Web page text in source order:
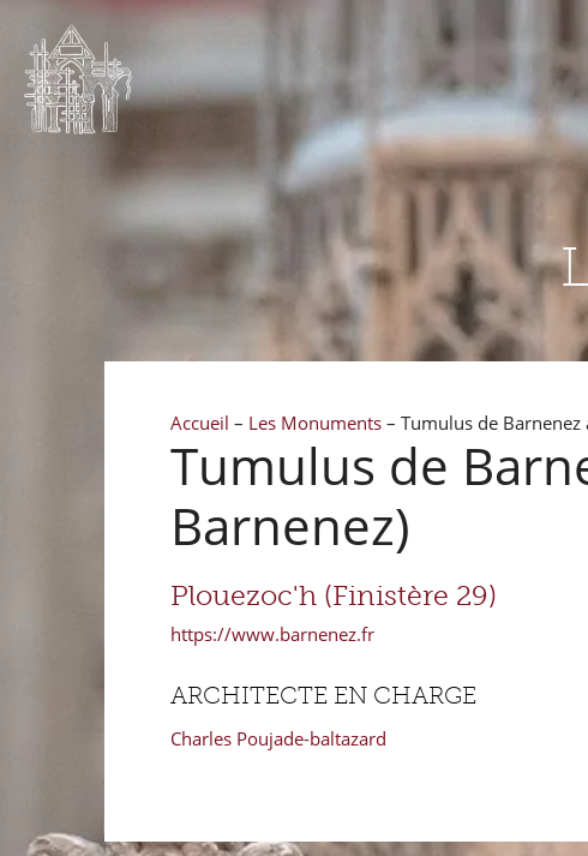
Accueil – Les Monuments – Tumulus de Barnenez
Tumulus de
Barnenez)
Plouezoc'h (Finistère 29)
https://www.barnenez.fr
ARCHITECTE EN CHARGE
Charles Poujade-baltazard